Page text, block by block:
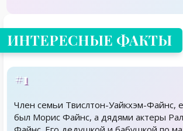
ИНТЕРЕСНЫЕ ФАКТЫ
#1
Член семьи Твислтон-Уайкхэм-Файнс,
был Морис Файнс, а дядями актеры